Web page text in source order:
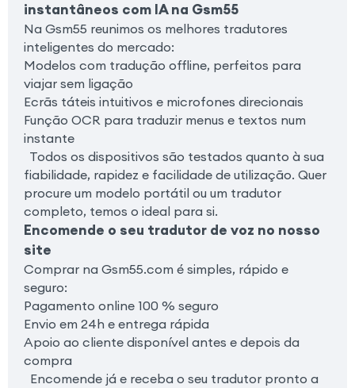
instantâneos com IA na Gsm55
Na Gsm55 reunimos os melhores tradutores
inteligentes do mercado:
Modelos com tradução offline, perfeitos para
viajar sem ligação
Ecrãs táteis intuitivos e microfones direcionais
Função OCR para traduzir menus e textos num
instante
Todos os dispositivos são testados quanto à sua
fiabilidade, rapidez e facilidade de utilização. Quer
procure um modelo portátil ou um tradutor
completo, temos o ideal para si.
Encomende o seu tradutor de voz no nosso
site
Comprar na Gsm55.com é simples, rápido e
seguro:
Pagamento online 100 % seguro
Envio em 24h e entrega rápida
Apoio ao cliente disponível antes e depois da
compra
Encomende já e receba o seu tradutor pronto a